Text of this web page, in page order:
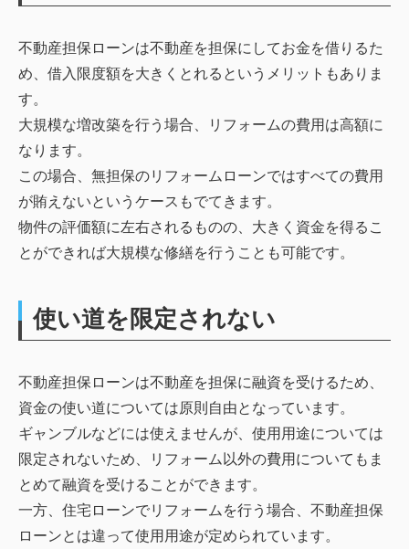
不動産担保ローンは不動産を担保にしてお金を借りるた
め、借入限度額を大きくとれるというメリットもありま
す。
大規模な増改築を行う場合、リフォームの費用は高額に
なります。
この場合、無担保のリフォームローンではすべての費用
が賄えないというケースもでてきます。
物件の評価額に左右されるものの、大きく資金を得るこ
とができれば大規模な修繕を行うことも可能です。
使い道を限定されない
不動産担保ローンは不動産を担保に融資を受けるため、
資金の使い道については原則自由となっています。
ギャンブルなどには使えませんが、使用用途については
限定されないため、リフォーム以外の費用についてもま
とめて融資を受けることができます。
一方、住宅ローンでリフォームを行う場合、不動産担保
ローンとは違って使用用途が定められています。